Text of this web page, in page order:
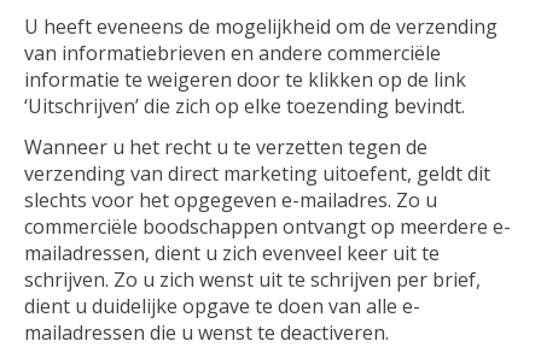
U heeft eveneens de mogelijkheid om de verzending
van informatiebrieven en andere commerciële
informatie te weigeren door te klikken op de link
‘Uitschrijven’ die zich op elke toezending bevindt.
Wanneer u het recht u te verzetten tegen de
verzending van direct marketing uitoefent, geldt dit
slechts voor het opgegeven e-mailadres. Zo u
commerciële boodschappen ontvangt op meerdere e-
mailadressen, dient u zich evenveel keer uit te
schrijven. Zo u zich wenst uit te schrijven per brief,
dient u duidelijke opgave te doen van alle e-
mailadressen die u wenst te deactiveren.